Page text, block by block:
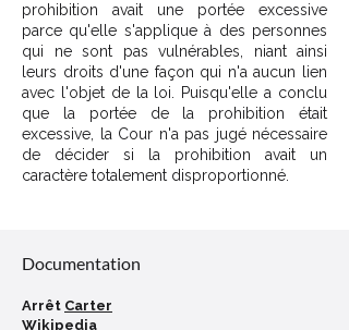
prohibition avait une portée excessive
parce qu'elle s'applique à des personnes
qui ne sont pas vulnérables, niant ainsi
leurs droits d'une façon qui n'a aucun lien
avec l'objet de la loi. Puisqu'elle a conclu
que la portée de la prohibition était
excessive, la Cour n'a pas jugé nécessaire
de décider si la prohibition avait un
caractère totalement disproportionné.
Documentation
Arrêt Carter
Wikipedia